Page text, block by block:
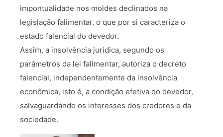
impontualidade nos moldes declinados na
legislação falimentar, o que por si caracteriza o
estado falencial do devedor.
Assim, a insolvência jurídica, segundo os
parâmetros da lei falimentar, autoriza o decreto
falencial, independentemente da insolvência
econômica, isto é, a condição efetiva do devedor,
salvaguardando os interesses dos credores e da
sociedade.